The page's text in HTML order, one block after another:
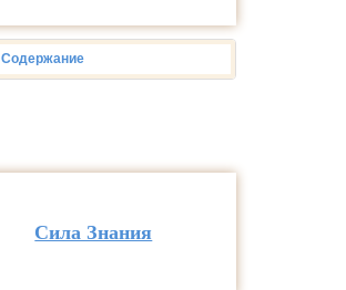
Содержание
Сила Знания